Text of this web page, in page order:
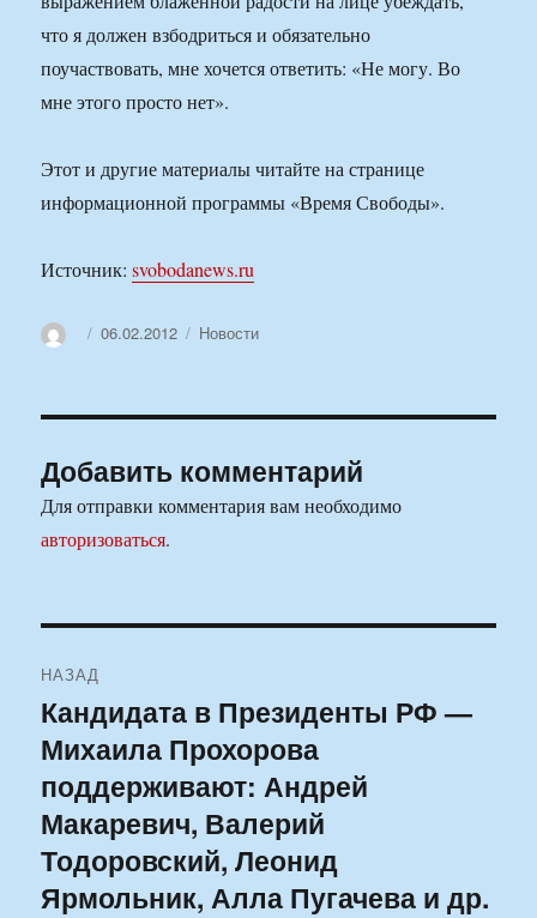
что я должен взбодриться и обязательно
поучаствовать, мне хочется ответить: «Не могу. Во
мне этого просто нет».
Этот и другие материалы читайте на странице
информационной программы «Время Свободы».
Источник:svobodanews.ru
АвторОпубликовано
06.02.2012 Рубрики
Новости
Добавить комментарий
Для отправки комментария вам необходимо
авторизоваться.
по
записям
НАЗАД
Предыдущая
запись:
Кандидата в Президенты РФ —
Михаила Прохорова
поддерживают: Андрей
Макаревич, Валерий
Тодоровский, Леонид
Ярмольник, Алла Пугачева и др.